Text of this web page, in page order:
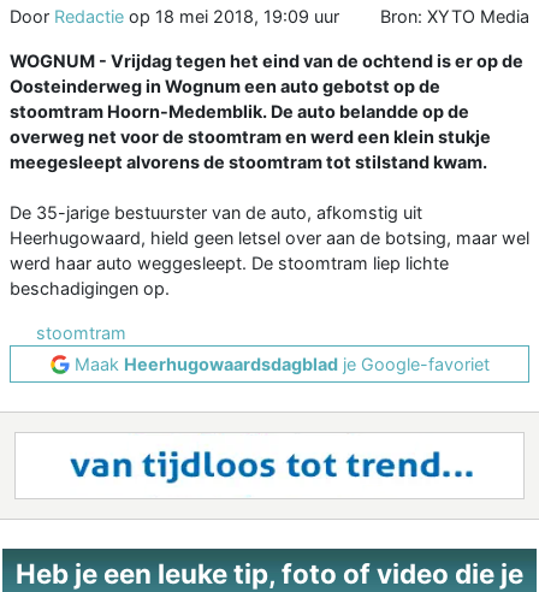
Door Redactie op 18 mei 2018, 19:09 uur Bron: XYTO Media
WOGNUM - Vrijdag tegen het eind van de ochtend is er op de
Oosteinderweg in Wognum een auto gebotst op de
stoomtram Hoorn-Medemblik. De auto belandde op de
overweg net voor de stoomtram en werd een klein stukje
meegesleept alvorens de stoomtram tot stilstand kwam.
De 35-jarige bestuurster van de auto, afkomstig uit
Heerhugowaard, hield geen letsel over aan de botsing, maar wel
werd haar auto weggesleept. De stoomtram liep lichte
beschadigingen op.
stoomtram
Maak Heerhugowaardsdagbladje Google-favoriet
Heb je een leuke tip, foto of video die je